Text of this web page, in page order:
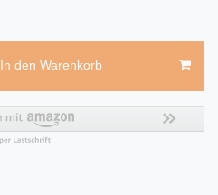
In den Warenkorb